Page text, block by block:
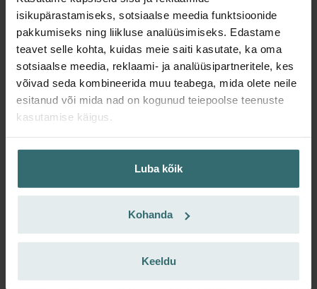
isikupärastamiseks, sotsiaalse meedia funktsioonide
pakkumiseks ning liikluse analüüsimiseks. Edastame
teavet selle kohta, kuidas meie saiti kasutate, ka oma
sotsiaalse meedia, reklaami- ja analüüsipartneritele, kes
võivad seda kombineerida muu teabega, mida olete neile
esitanud või mida nad on kogunud teiepoolse teenuste
kasutamise käigus.
Luba kõik
Kohanda
Keeldu
Komplekti kuulub 1 x Coarse 60% (G4) ja 1 x ePM1 50% (F7) filter.
Coarse 60% ja ePM1 50% põhinevad uue filtristandardi ISO 16890
klassifikatsioonil. Coarse viitab >10 mikroni osakeste
eraldusvõimele ja ePM1 viitab 0,3-1 mikroni osakeste
eraldusvõimele.
ePM1 50% tähendab, et vähemalt 50% osakestest vahemikus 0,3-
1 mikroni on õhust eraldatud. G4 ja F7 tähistavad varem kasutatud
ePM1 (F7) kasutatakse ruumide sissepuhkeõhu filtreerimiseks.